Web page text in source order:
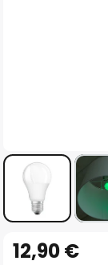
Anfang
12,90 €